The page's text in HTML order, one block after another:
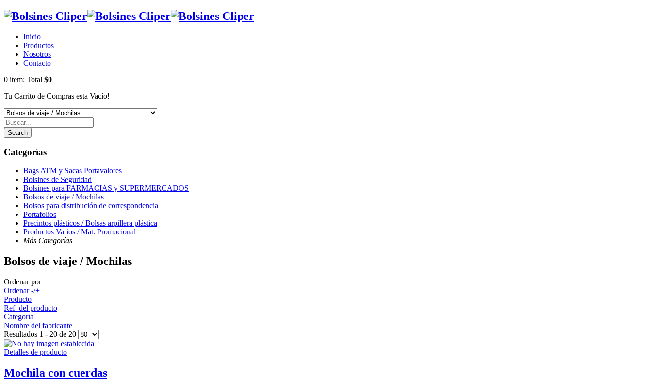
Inicio
Productos
Nosotros
Contacto
0 item: Total $0
Tu Carrito de Compras esta Vacío!
Search
Categorías
Bags ATM y Sacas Portavalores
Bolsines de Seguridad
Bolsines para FARMACIAS y SUPERMERCADOS
Bolsos de viaje / Mochilas
Bolsos para distribución de correspondencia
Portafolios
Precintos plásticos / Bolsas arpillera plástica
Productos Varios / Mat. Promocional
Más Categorías
Bolsos de viaje / Mochilas
Ordenar por
Ordenar -/+
Producto
Ref. del producto
Categoría
Nombre del fabricante
Resultados 1 - 20 de 20
Detalles de producto
Mochila con cuerdas